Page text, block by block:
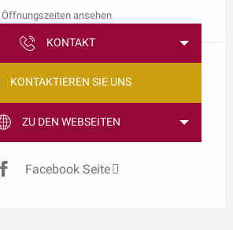
Öffnungszeiten ansehen
KONTAKT
KONTAKTIEREN SIE UNS
ZU DEN WEBSEITEN
Facebook Seite